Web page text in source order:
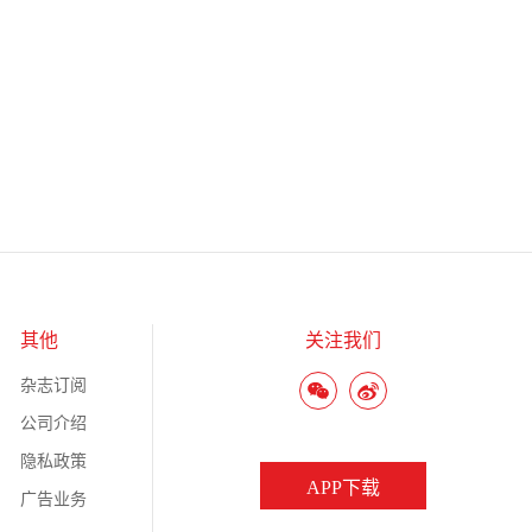
其他
杂志订阅
公司介绍
隐私政策
广告业务
关注我们
APP下载